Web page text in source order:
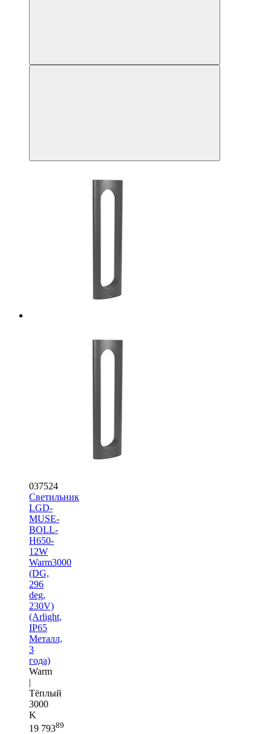
037524
Светильник
LGD-
MUSE-
BOLL-
H650-
12W
Warm3000
(DG,
296
deg,
230V)
(Arlight,
IP65
Металл,
3
года)
Warm
|
Тёплый
3000
K
19 79389